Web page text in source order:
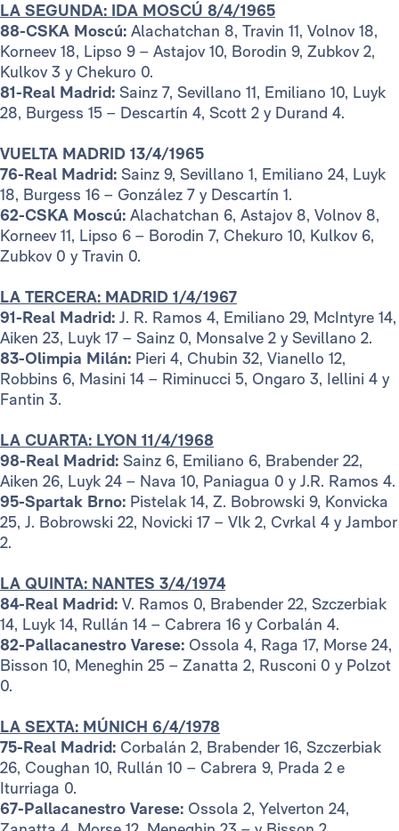
LA SEGUNDA: IDA MOSCÚ 8/4/1965
88-CSKA Moscú: Alachatchan 8, Travin 11, Volnov 18,
Korneev 18, Lipso 9 – Astajov 10, Borodin 9, Zubkov 2,
Kulkov 3 y Chekuro 0.
81-Real Madrid: Sainz 7, Sevillano 11, Emiliano 10, Luyk
28, Burgess 15 – Descartín 4, Scott 2 y Durand 4.
VUELTA MADRID 13/4/1965
76-Real Madrid: Sainz 9, Sevillano 1, Emiliano 24, Luyk
18, Burgess 16 – González 7 y Descartín 1.
62-CSKA Moscú: Alachatchan 6, Astajov 8, Volnov 8,
Korneev 11, Lipso 6 – Borodin 7, Chekuro 10, Kulkov 6,
Zubkov 0 y Travin 0.
LA TERCERA: MADRID 1/4/1967
91-Real Madrid: J. R. Ramos 4, Emiliano 29, McIntyre 14,
Aiken 23, Luyk 17 – Sainz 0, Monsalve 2 y Sevillano 2.
83-Olimpia Milán: Pieri 4, Chubin 32, Vianello 12,
Robbins 6, Masini 14 – Riminucci 5, Ongaro 3, Iellini 4 y
Fantin 3.
LA CUARTA: LYON 11/4/1968
98-Real Madrid: Sainz 6, Emiliano 6, Brabender 22,
Aiken 26, Luyk 24 – Nava 10, Paniagua 0 y J.R. Ramos 4.
95-Spartak Brno: Pistelak 14, Z. Bobrowski 9, Konvicka
25, J. Bobrowski 22, Novicki 17 – Vlk 2, Cvrkal 4 y Jambor
2.
LA QUINTA: NANTES 3/4/1974
84-Real Madrid: V. Ramos 0, Brabender 22, Szczerbiak
14, Luyk 14, Rullán 14 – Cabrera 16 y Corbalán 4.
82-Pallacanestro Varese: Ossola 4, Raga 17, Morse 24,
Bisson 10, Meneghin 25 – Zanatta 2, Rusconi 0 y Polzot
0.
LA SEXTA: MÚNICH 6/4/1978
75-Real Madrid: Corbalán 2, Brabender 16, Szczerbiak
26, Coughan 10, Rullán 10 – Cabrera 9, Prada 2 e
Iturriaga 0.
67-Pallacanestro Varese: Ossola 2, Yelverton 24,